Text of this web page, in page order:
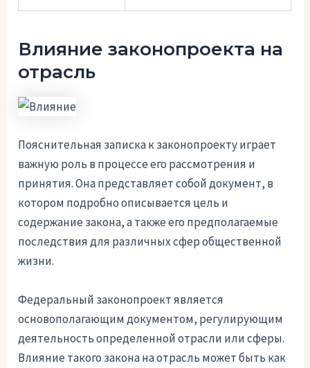
Влияние законопроекта на
отрасль
Пояснительная записка к законопроекту играет
важную роль в процессе его рассмотрения и
принятия. Она представляет собой документ, в
котором подробно описывается цель и
содержание закона, а также его предполагаемые
последствия для различных сфер общественной
жизни.
Федеральный законопроект является
основополагающим документом, регулирующим
деятельность определенной отрасли или сферы.
Влияние такого закона на отрасль может быть как